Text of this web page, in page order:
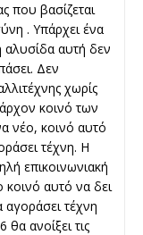
που βασίζεται
. Υπάρχει ένα
αυτή δεν
Δεν
χωρίς
κοινό των
νέο, κοινό αυτό
τέχνη. Η
επικοινωνιακή
αυτό να δει
αγοράσει τέχνη
ανοίξει τις